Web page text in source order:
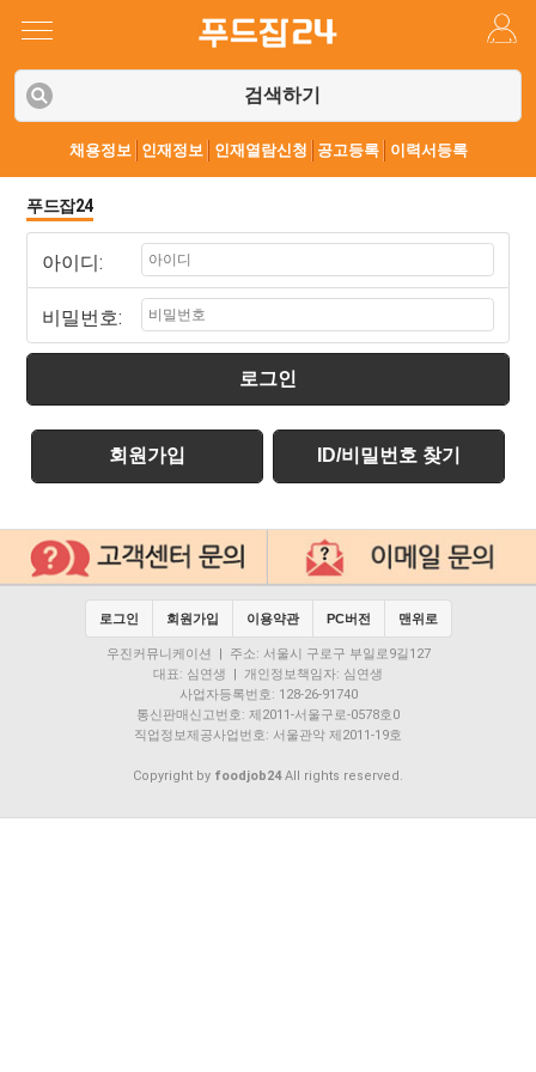
검색하기
채용정보 인재정보 인재열람신청 공고등록 이력서등록
푸드잡24
아이디:
비밀번호:
로그인
회원가입 ID/비밀번호 찾기
로그인 회원가입 이용약관 PC버전 맨위로
우진커뮤니케이션 | 주소: 서울시 구로구 부일로9길127
대표: 심연생 | 개인정보책임자: 심연생
사업자등록번호: 128-26-91740
통신판매신고번호: 제2011-서울구로-0578호0
직업정보제공사업번호: 서울관악 제2011-19호
Copyright by foodjob24All rights reserved.